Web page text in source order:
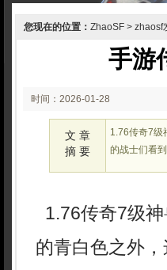
您现在的位置： ZhaoSF > zhaosf
手游
时间：2026-01-28
02:24:37
文 章
摘 要
1.76传奇7级
的战士们看
1.76传奇7级
的青白色之外